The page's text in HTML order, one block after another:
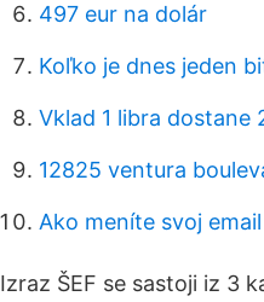
497 eur na dolár
Koľko je dnes jeden
Vklad 1 libra dostane
12825 ventura
Ako meníte svoj
Izraz ŠEF se sastoji iz 3